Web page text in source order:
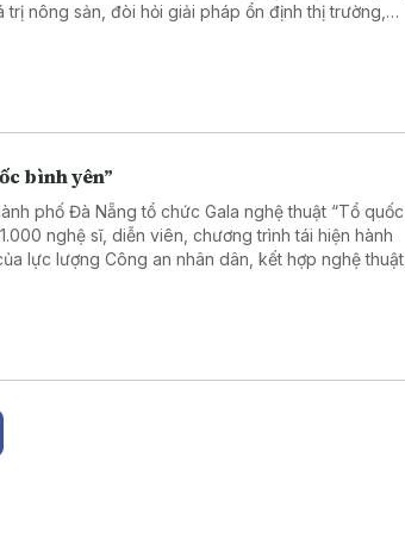
nông sản, đòi hỏi giải pháp ổn định thị trường,
bình yên”
phố Đà Nẵng tổ chức Gala nghệ thuật “Tổ quốc
nghệ sĩ, diễn viên, chương trình tái hiện hành
lực lượng Công an nhân dân, kết hợp nghệ thuật